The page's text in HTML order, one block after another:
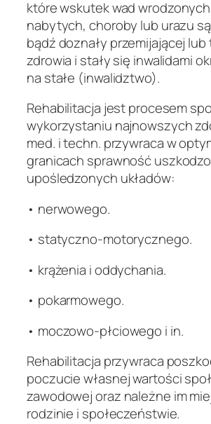
które wskutek wad
nabytych, choroby lub urazu
bądź doznały przemijającej
zdrowia i stały się inwalidami
na stałe (inwalidztwo).
Rehabilitacja jest procesem
wykorzystaniu najnowszych
med. i techn. przywraca w
granicach sprawność
upośledzonych układów:
• nerwowego.
• statyczno-motorycznego.
• krążenia i oddychania.
• pokarmowego.
• moczowo-płciowego i in.
Rehabilitacja przywraca
poczucie własnej wartości
zawodowej oraz należne im
rodzinie i społeczeństwie.